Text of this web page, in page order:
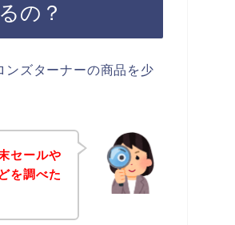
の？
ンズターナーの商品を少
セールや
を調べた